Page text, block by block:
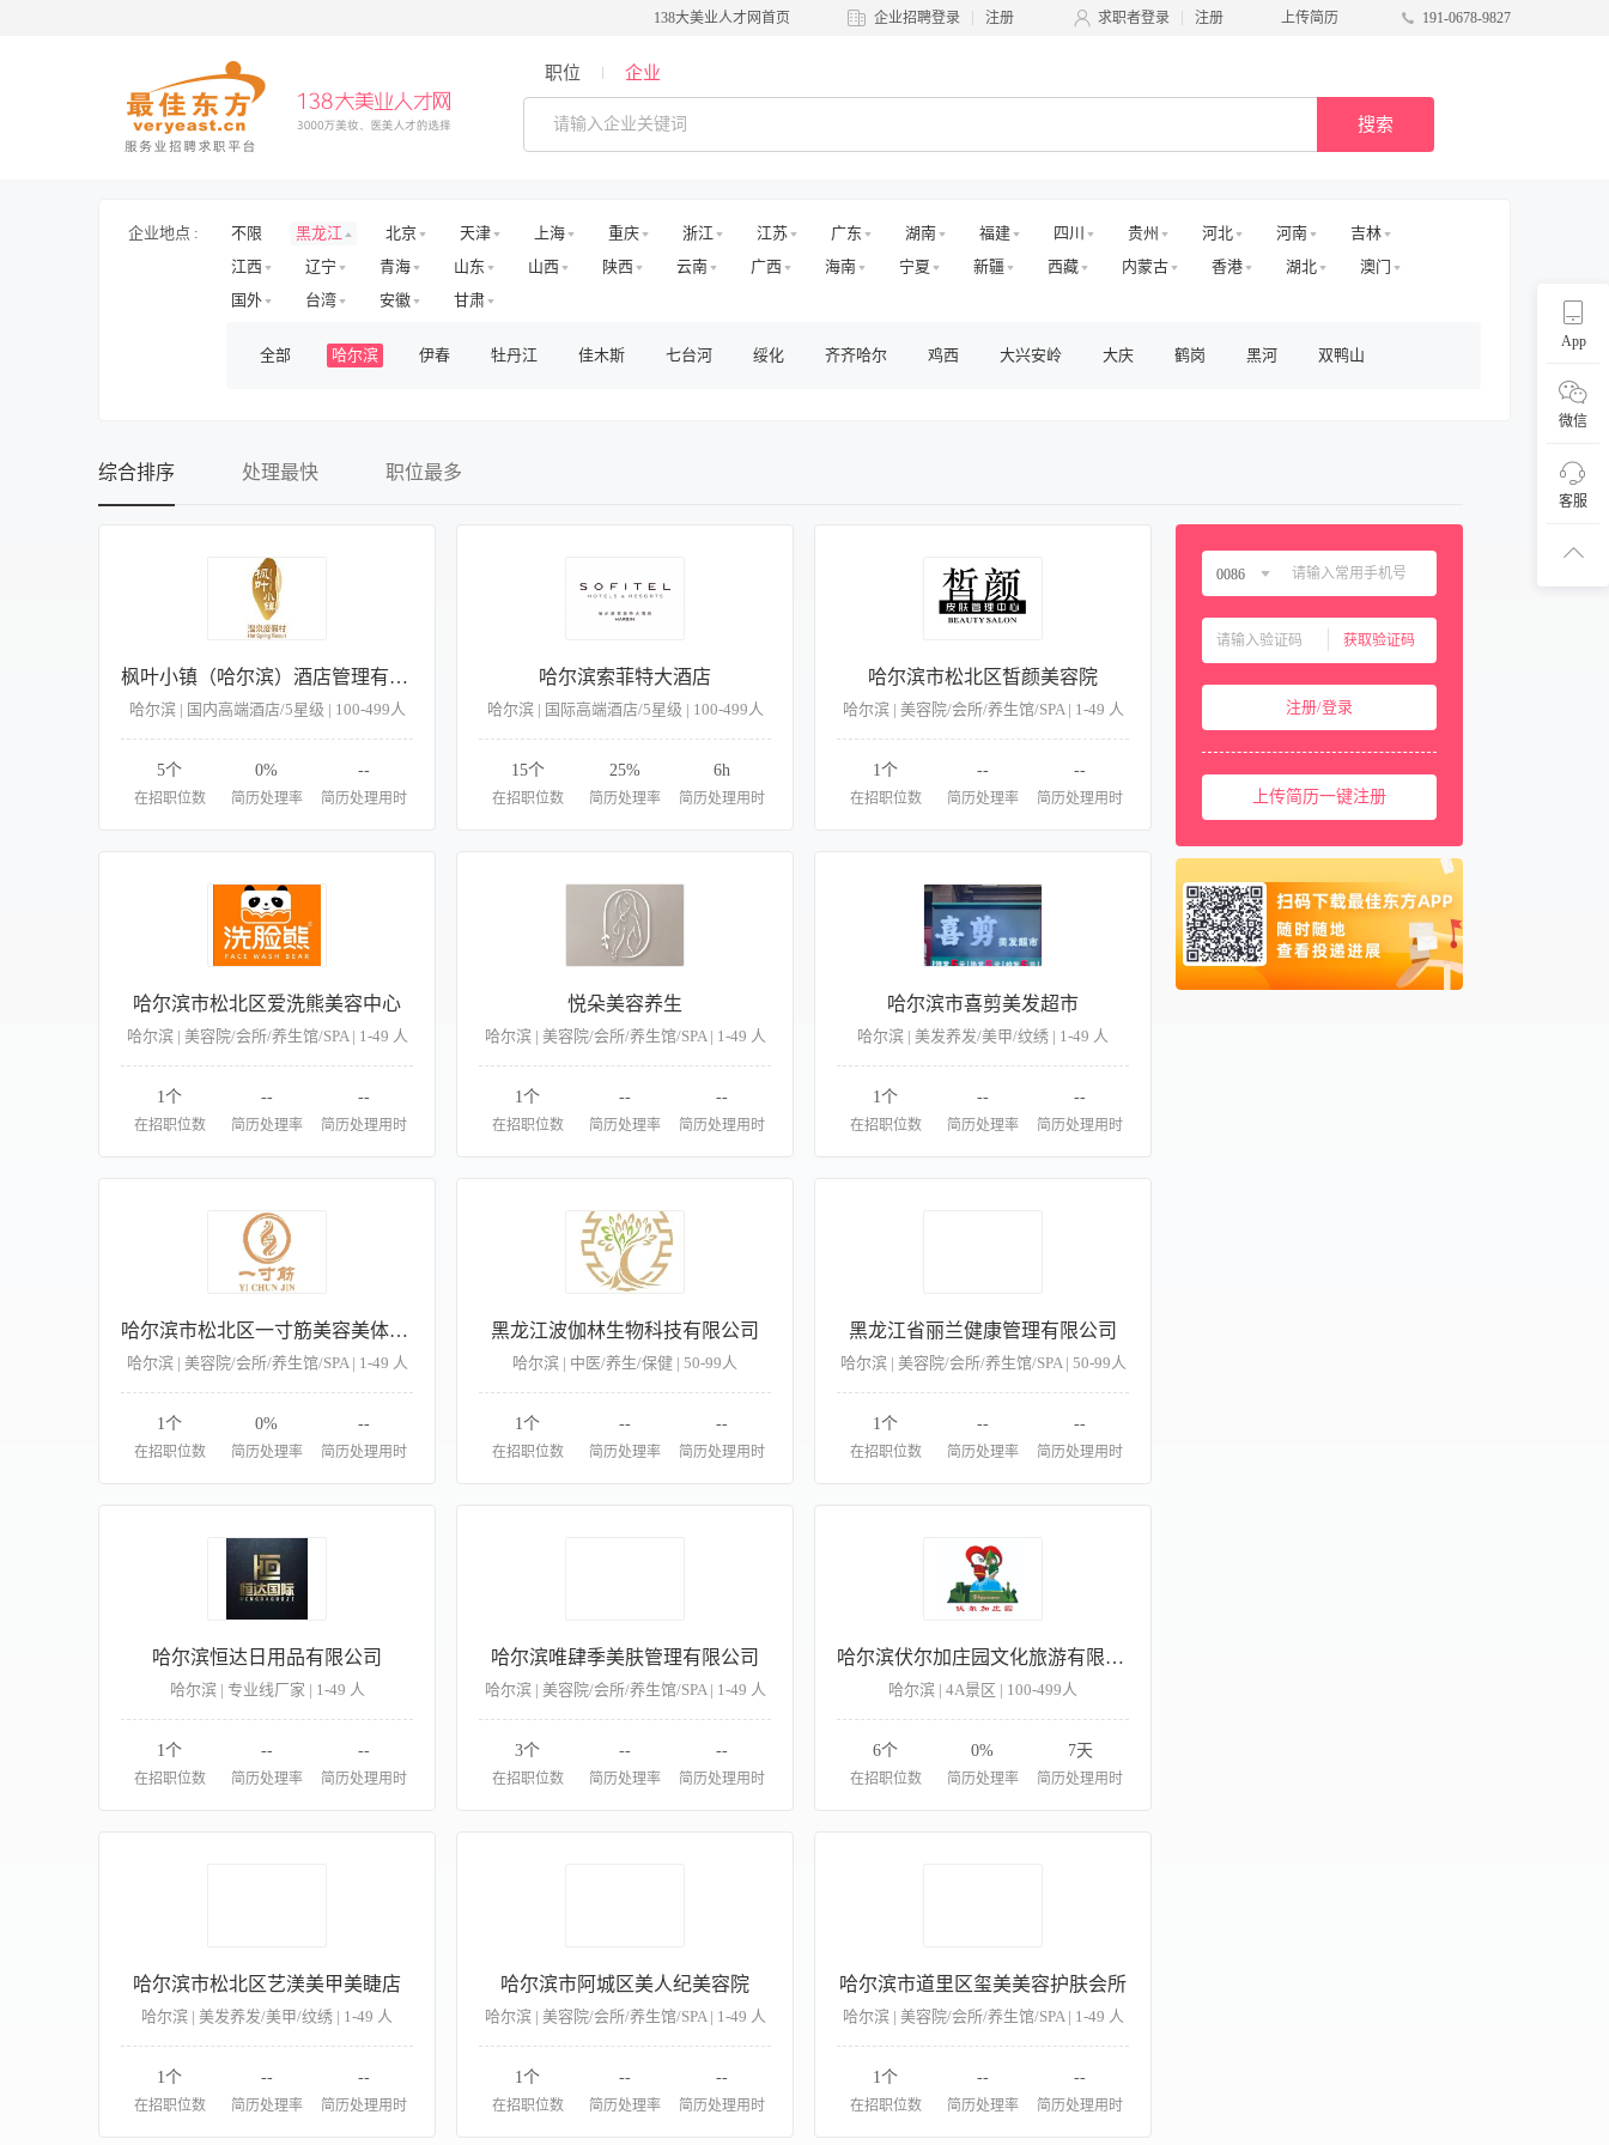
138大美业人才网首页 企业招聘登录 注册 求职者登录 注册 上传简历 191-0678-9827
职位 企业
搜索
企业地点 : 不限 黑龙江 北京 天津 上海 重庆 浙江 江苏 广东 湖南 福建 四川 贵州 河北 河南
吉林
江西
辽宁 青海 山东 山西 陕西 云南 广西 海南 宁夏 新疆 西藏 内蒙古 香港 湖北
澳门
国外
台湾 安徽 甘肃
全部 哈尔滨 伊春 牡丹江 佳木斯 七台河 绥化 齐齐哈尔 鸡西 大兴安岭 大庆 鹤岗 黑河 双鸭山
App
微信
客服
综合排序 处理最快 职位最多
枫叶小镇（哈尔滨）酒店管理有限责任公司
哈尔滨 | 国内高端酒店/5星级 | 100-499人
5个
在招职位数
0%
简历处理率
--
简历处理用时
哈尔滨索菲特大酒店
哈尔滨 | 国际高端酒店/5星级 | 100-499人
15个
在招职位数
25%
简历处理率
6h
简历处理用时
哈尔滨市松北区皙颜美容院
哈尔滨 | 美容院/会所/养生馆/SPA | 1-49 人
1个
在招职位数
--
简历处理率
--
简历处理用时
哈尔滨市松北区爱洗熊美容中心
哈尔滨 | 美容院/会所/养生馆/SPA | 1-49 人
1个
在招职位数
--
简历处理率
--
简历处理用时
悦朵美容养生
哈尔滨 | 美容院/会所/养生馆/SPA | 1-49 人
1个
在招职位数
--
简历处理率
--
简历处理用时
哈尔滨市喜剪美发超市
哈尔滨 | 美发养发/美甲/纹绣 | 1-49 人
1个
在招职位数
--
简历处理率
--
简历处理用时
哈尔滨市松北区一寸筋美容美体华园店（个体工商户）
哈尔滨 | 美容院/会所/养生馆/SPA | 1-49 人
1个
在招职位数
0%
简历处理率
--
简历处理用时
黑龙江波伽林生物科技有限公司
哈尔滨 | 中医/养生/保健 | 50-99人
1个
在招职位数
--
简历处理率
--
简历处理用时
黑龙江省丽兰健康管理有限公司
哈尔滨 | 美容院/会所/养生馆/SPA | 50-99人
1个
在招职位数
--
简历处理率
--
简历处理用时
哈尔滨恒达日用品有限公司
哈尔滨 | 专业线厂家 | 1-49 人
1个
在招职位数
--
简历处理率
--
简历处理用时
哈尔滨唯肆季美肤管理有限公司
哈尔滨 | 美容院/会所/养生馆/SPA | 1-49 人
3个
在招职位数
--
简历处理率
--
简历处理用时
哈尔滨伏尔加庄园文化旅游有限公司
哈尔滨 | 4A景区 | 100-499人
6个
在招职位数
0%
简历处理率
7天
简历处理用时
哈尔滨市松北区艺渼美甲美睫店
哈尔滨 | 美发养发/美甲/纹绣 | 1-49 人
1个
在招职位数
--
简历处理率
--
简历处理用时
哈尔滨市阿城区美人纪美容院
哈尔滨 | 美容院/会所/养生馆/SPA | 1-49 人
1个
在招职位数
--
简历处理率
--
简历处理用时
哈尔滨市道里区玺美美容护肤会所
哈尔滨 | 美容院/会所/养生馆/SPA | 1-49 人
1个
在招职位数
--
简历处理率
--
简历处理用时
0086
获取验证码
注册/登录
上传简历一键注册
中国大陆
0086
中国澳门
00853
西班牙
0034
泰国
0066
柬埔寨
00855
00971